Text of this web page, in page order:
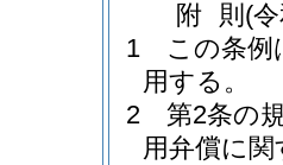
附 則 (
1
この条例
用する。
2
第2条の
用弁償に